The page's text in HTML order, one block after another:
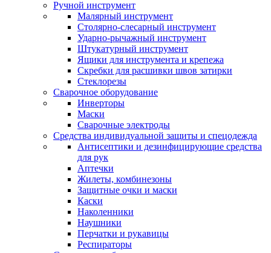
Ручной инструмент
Малярный инструмент
Столярно-слесарный инструмент
Ударно-рычажный инструмент
Штукатурный инструмент
Ящики для инструмента и крепежа
Скребки для расшивки швов затирки
Стеклорезы
Сварочное оборудование
Инверторы
Маски
Сварочные электроды
Средства индивидуальной защиты и спецодежда
Антисептики и дезинфицирующие средства
для рук
Аптечки
Жилеты, комбинезоны
Защитные очки и маски
Каски
Наколенники
Наушники
Перчатки и рукавицы
Респираторы